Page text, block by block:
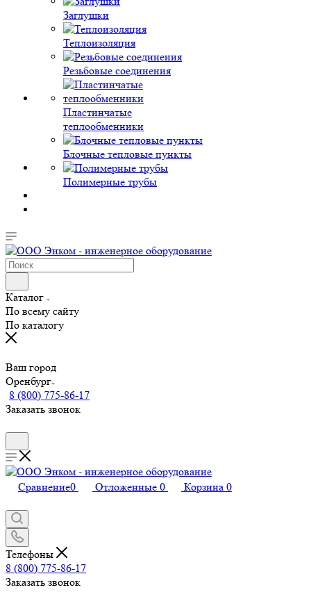
Заглушки
Теплоизоляция
Резьбовые соединения
Пластинчатые
теплообменники
Блочные тепловые пункты
Полимерные трубы
Каталог
По всему сайту
По каталогу
Ваш город
Оренбург
8 (800) 775-86-17
Заказать звонок
Сравнение0 Отложенные 0 Корзина 0
Телефоны
8 (800) 775-86-17
Заказать звонок